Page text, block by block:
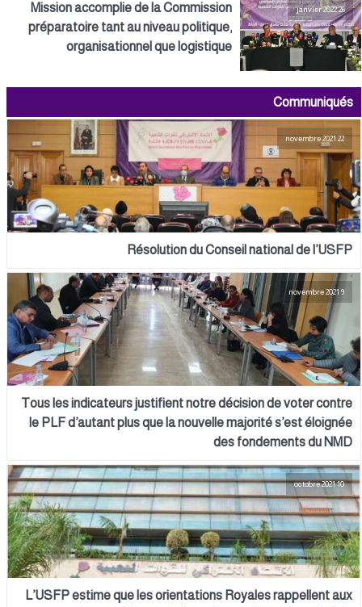
26 janvier 2022
Mission accomplie de la Commission
préparatoire tant au niveau politique,
organisationnel que logistique
Communiqués
22 novembre 2021
Résolution du Conseil national de l’USFP
Tous les indicateurs justifient notre décision de voter contre
le PLF d’autant plus que la nouvelle majorité s’est éloignée
des fondements du NMD
10 octobre 2021
L’USFP estime que les orientations Royales rappellent aux